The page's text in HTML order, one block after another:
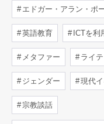
エドガー・アラン・ポ
英語教育 ICTを利
メタファー ライ
ジェンダー 現代イ
宗教談話